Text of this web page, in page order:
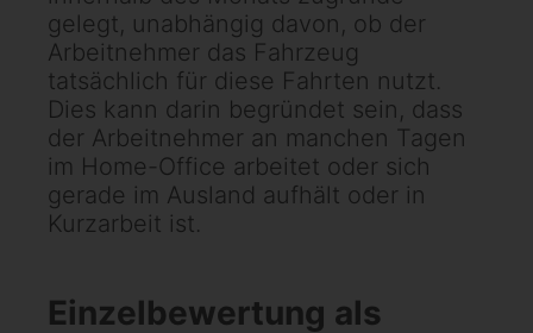
gelegt, unabhängig davon, ob der
Arbeitnehmer das Fahrzeug
tatsächlich für diese Fahrten nutzt.
Dies kann darin begründet sein, dass
der Arbeitnehmer an manchen Tagen
im Home-Office arbeitet oder sich
gerade im Ausland aufhält oder in
Kurzarbeit ist.
Einzelbewertung als